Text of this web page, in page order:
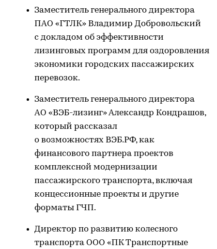
Заместитель генерального директора
ПАО «ГТЛК» Владимир Добровольский
с докладом об эффективности
лизинговых программ для оздоровления
экономики городских пассажирских
перевозок.
Заместитель генерального директора
АО «ВЭБ-лизинг» Александр Кондрашов,
который рассказал
о возможностях ВЭБ.РФ, как
финансового партнера проектов
комплексной модернизации
пассажирского транспорта, включая
концессионные проекты и другие
форматы ГЧП.
Директор по развитию колесного
транспорта ООО «ПК Транспортные